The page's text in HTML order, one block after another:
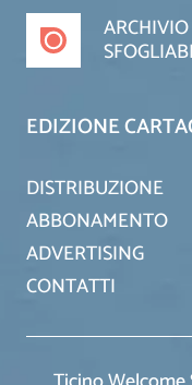
EDIZIONE
DISTRIBUZIONE
ABBONAMENTO
ADVERTISING
CONTATTI